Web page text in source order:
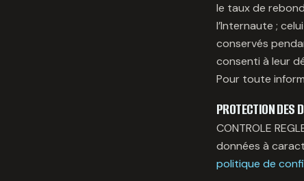
le taux de
l’Internaute ;
conservés
consenti à leur
Pour toute
PROTECTION DES
CONTROLE
données à
politique de